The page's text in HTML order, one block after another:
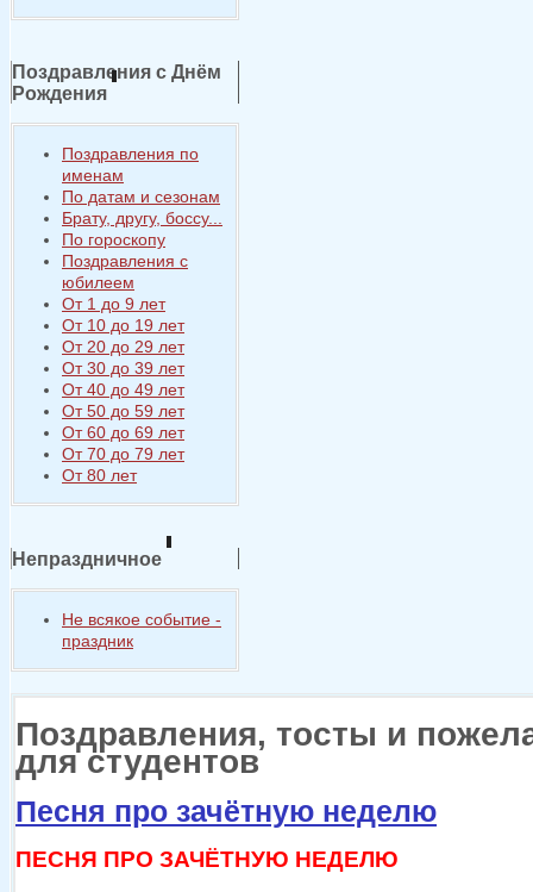
Поздравления с Днём
Рождения
Поздравления по
именам
По датам и сезонам
Брату, другу, боссу...
По гороскопу
Поздравления с
юбилеем
От 1 до 9 лет
От 10 до 19 лет
От 20 до 29 лет
От 30 до 39 лет
От 40 до 49 лет
От 50 до 59 лет
От 60 до 69 лет
От 70 до 79 лет
От 80 лет
Непраздничное
Не всякое событие -
праздник
Поздравления, тосты и
для студентов
Песня про зачётную неделю
ПЕСНЯ ПРО ЗАЧЁТНУЮ НЕДЕЛЮ